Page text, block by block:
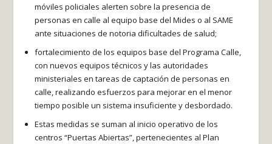
móviles policiales alerten sobre la presencia de
personas en calle al equipo base del Mides o al SAME
ante situaciones de notoria dificultades de salud;
fortalecimiento de los equipos base del Programa Calle,
con nuevos equipos técnicos y las autoridades
ministeriales en tareas de captación de personas en
calle, realizando esfuerzos para mejorar en el menor
tiempo posible un sistema insuficiente y desbordado.
Estas medidas se suman al inicio operativo de los
centros “Puertas Abiertas”, pertenecientes al Plan